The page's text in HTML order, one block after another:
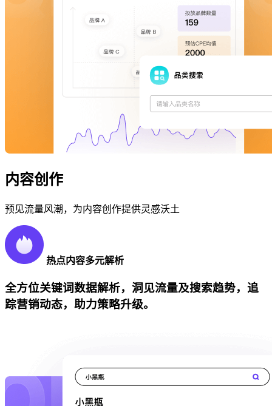
内容创作
预见流量风潮，为内容创作提供灵感沃土
热点内容多元解析
全方位关键词数据解析，洞见流量及搜索趋势，追
踪营销动态，助力策略升级。